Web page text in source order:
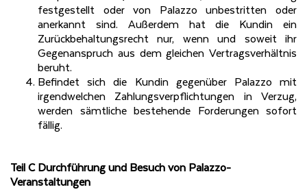
festgestellt oder von Palazzo unbestritten oder
anerkannt sind. Außerdem hat die Kundin ein
Zurückbehaltungsrecht nur, wenn und soweit ihr
Gegenanspruch aus dem gleichen Vertragsverhältnis
beruht.
Befindet sich die Kundin gegenüber Palazzo mit
irgendwelchen Zahlungsverpflichtungen in Verzug,
werden sämtliche bestehende Forderungen sofort
fällig.
Teil C Durchführung und Besuch von Palazzo-
Veranstaltungen